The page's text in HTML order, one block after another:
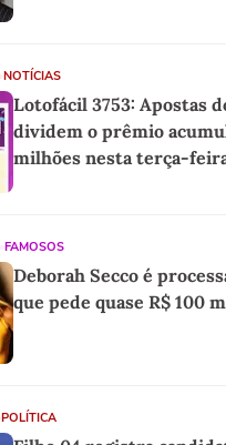
NOTÍCIAS
Lotofácil 3753: Apostas
dividem o prêmio
milhões nesta terça-
FAMOSOS
Deborah Secco é
que pede quase R$ 100
POLÍTICA